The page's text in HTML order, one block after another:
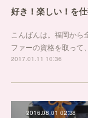
こんばんは。福岡から
ファーの資格を取っ
2017.01.11 10:36
2016.08.01 02:38